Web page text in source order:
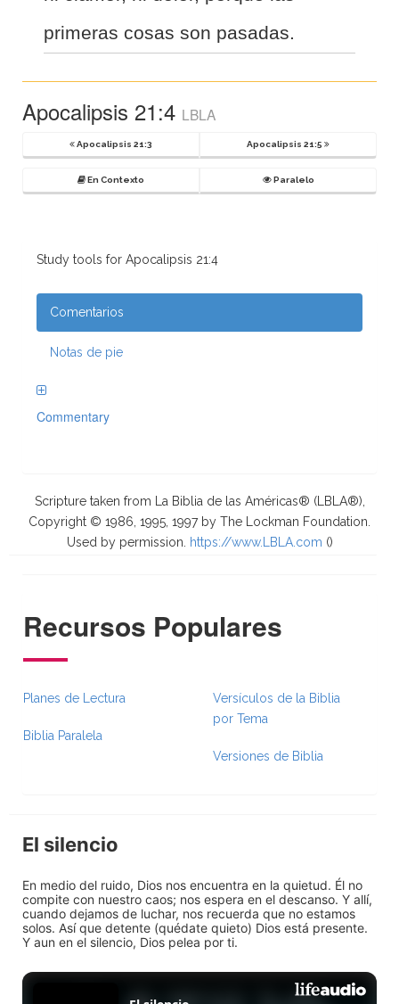
primeras cosas son pasadas.
Apocalipsis 21:4 LBLA
Apocalipsis 21:3 Apocalipsis 21:5
En Contexto Paralelo
Study tools for Apocalipsis 21:4
Comentarios
Notas de pie
Commentary
Scripture taken from La Biblia de las Américas® (LBLA®),
Copyright © 1986, 1995, 1997 by The Lockman Foundation.
Used by permission.
https://www.LBLA.com ()
Recursos Populares
Planes de Lectura
Biblia Paralela
Versículos de la Biblia
por Tema
Versiones de Biblia
El silencio
En medio del ruido, Dios nos encuentra en la quietud. Él no
compite con nuestro caos; nos espera en el descanso. Y allí,
cuando dejamos de luchar, nos recuerda que no estamos
solos. Así que detente (quédate quieto) Dios está presente.
Y aun en el silencio, Dios pelea por ti.